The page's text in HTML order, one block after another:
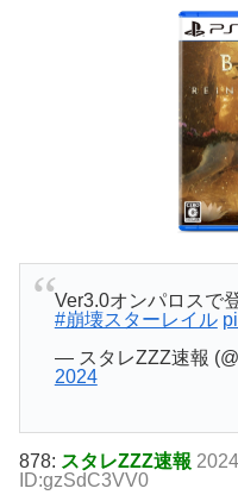
Ver3.0オンパロスで
#崩壊スターレイル
— スタレZZZ速報
2024
878: スタレZZZ速報
ID:gzSdC3VV0